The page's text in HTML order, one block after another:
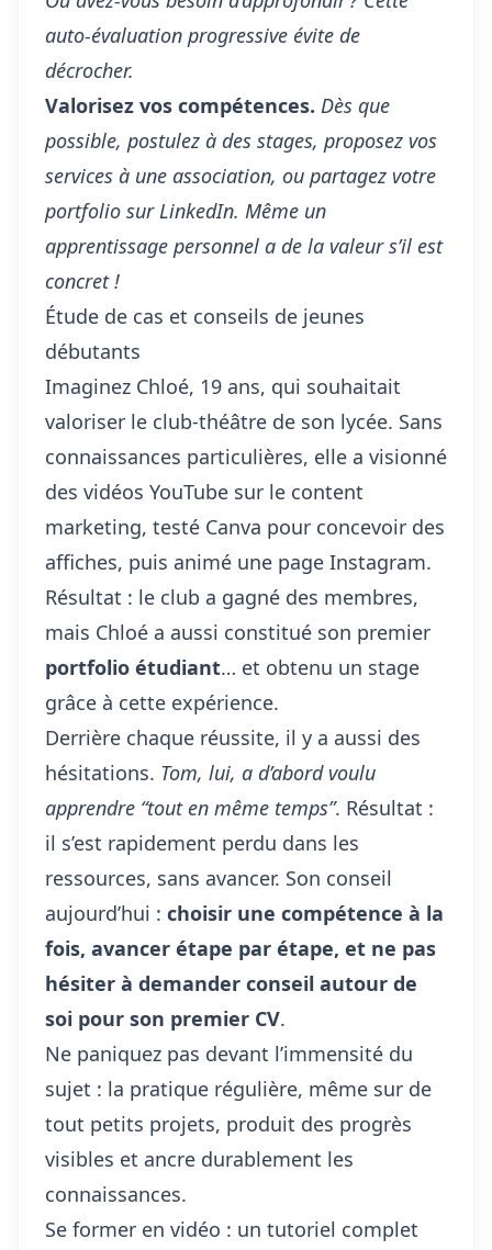
auto-évaluation progressive évite de
décrocher.
Valorisez vos compétences. Dès que
possible, postulez à des stages, proposez vos
services à une association, ou partagez votre
portfolio sur LinkedIn. Même un
apprentissage personnel a de la valeur s’il est
concret !
Étude de cas et conseils de jeunes
débutants
Imaginez Chloé, 19 ans, qui souhaitait
valoriser le club-théâtre de son lycée. Sans
connaissances particulières, elle a visionné
des vidéos YouTube sur le content
marketing, testé Canva pour concevoir des
affiches, puis animé une page Instagram.
Résultat : le club a gagné des membres,
mais Chloé a aussi constitué son premier
portfolio étudiant… et obtenu un stage
grâce à cette expérience.
Derrière chaque réussite, il y a aussi des
hésitations. Tom, lui, a d’abord voulu
apprendre “tout en même temps”. Résultat :
il s’est rapidement perdu dans les
ressources, sans avancer. Son conseil
aujourd’hui : choisir une compétence à la
fois, avancer étape par étape, et ne pas
hésiter à demander conseil autour de
soi pour son premier CV.
Ne paniquez pas devant l’immensité du
sujet : la pratique régulière, même sur de
tout petits projets, produit des progrès
visibles et ancre durablement les
connaissances.
Se former en vidéo : un tutoriel complet